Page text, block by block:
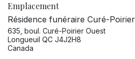
Emplacement
Résidence funéraire Curé-Poirier
635, boul. Curé-Poirier Ouest
Longueuil QC J4J2H8
Canada